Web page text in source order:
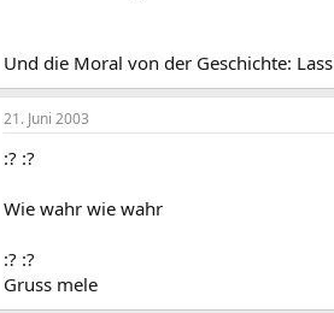
Und die Moral von der Geschichte:
21. Juni 2003
:? :?
Wie wahr wie wahr
:? :?
Gruss mele